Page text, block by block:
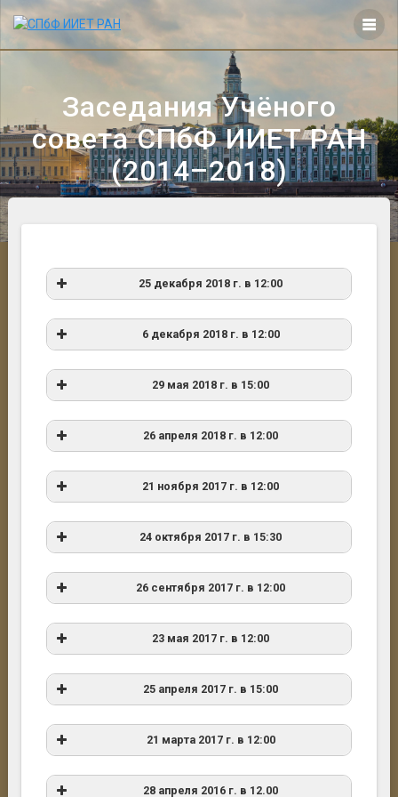
контенту
Заседания Учёного
совета СПбФ ИИЕТ РАН
(2014–2018)
25 декабря 2018 г. в 12:00
периодических изданий, к.филол.н. С.
И. Зенкевич.
Поздравление с 65-летним ЮБИЛЕЕМ
Э. И. Колчинский, Л. Я. Жмудь, В. С. Соболев
В. С. Соболев, В. П. Борисов, Л. Я. Жмудь
Н. А. Ащеулова
6 декабря 2018 г. в 12:00
29 мая 2018 г. в 15:00
В. Н. Мангасарян
26 апреля 2018 г. в 12:00
Щербинина
А. Б. Паткуль
21 ноября 2017 г. в 12:00
Вавилов
Б. И. Иванов, С. А. Душина
24 октября 2017 г. в 15:30
Соболев В. С.
Конашев М. Б.
Щеглов Д. А.
26 сентября 2017 г. в 12:00
23 мая 2017 г. в 12:00
25 апреля 2017 г. в 15:00
21 марта 2017 г. в 12:00
28 апреля 2016 г. в 12.00